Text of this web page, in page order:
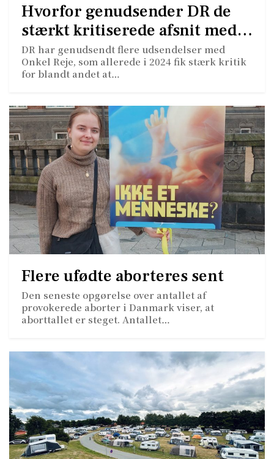
Hvorfor genudsender DR de
stærkt kritiserede afsnit med…
DR har genudsendt flere udsendelser med
Onkel Reje, som allerede i 2024 fik stærk kritik
for blandt andet at…
Flere ufødte aborteres sent
Den seneste opgørelse over antallet af
provokerede aborter i Danmark viser, at
aborttallet er steget. Antallet…